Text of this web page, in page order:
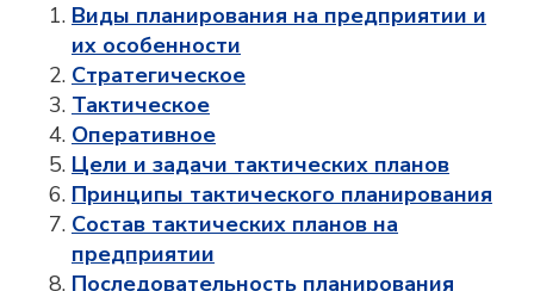
Виды планирования на предприятии и
их особенности
Стратегическое
Тактическое
Оперативное
Цели и задачи тактических планов
Принципы тактического планирования
Состав тактических планов на
предприятии
Последовательность планирования